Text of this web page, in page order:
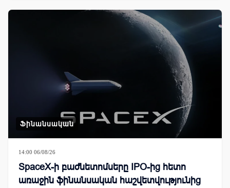
Ֆինանսական
14:00 06/08/26
SpaceX-ի բաժնետոմսերը IPO-ից հետո
առաջին ֆինանսական հաշվետվությունից